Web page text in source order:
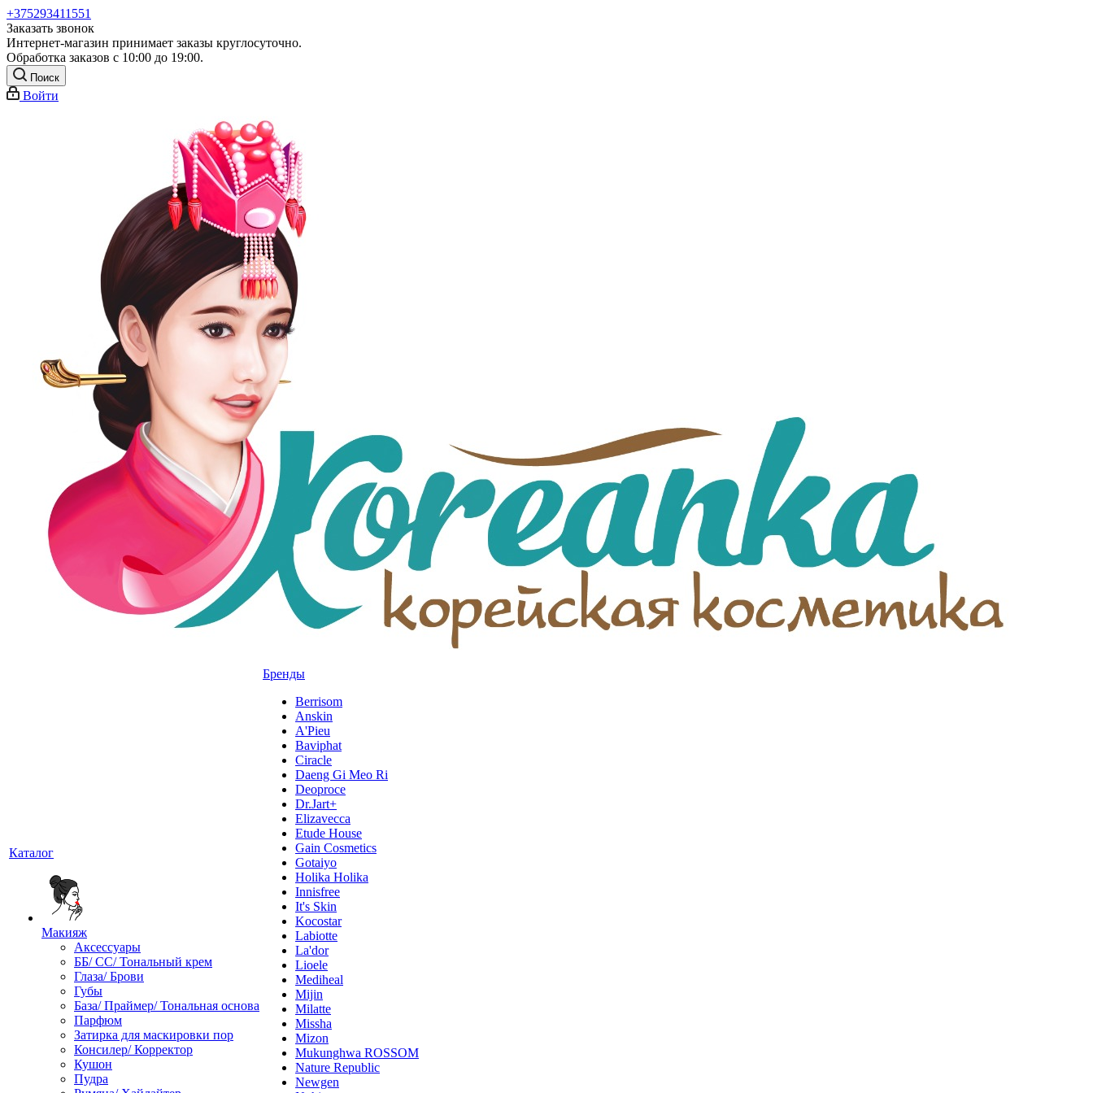
+375293411551
Заказать звонок
Интернет-магазин принимает заказы круглосуточно.
Обработка заказов с 10:00 до 19:00.
Поиск
Войти
Каталог
Макияж
Аксессуары
ББ/ СС/ Тональный крем
Глаза/ Брови
Губы
База/ Праймер/ Тональная основа
Парфюм
Затирка для маскировки пор
Консилер/ Корректор
Кушон
Пудра
Бренды
Berrisom
Anskin
A'Pieu
Baviphat
Ciracle
Daeng Gi Meo Ri
Deoproce
Dr.Jart+
Elizavecca
Etude House
Gain Cosmetics
Gotaiyo
Holika Holika
Innisfree
It's Skin
Kocostar
Labiotte
La'dor
Lioele
Mediheal
Mijin
Milatte
Missha
Mizon
Mukunghwa ROSSOM
Nature Republic
Newgen